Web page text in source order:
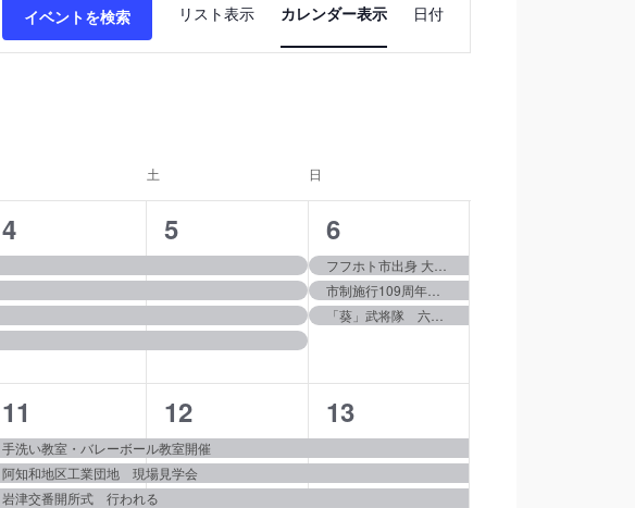
イベントを検索
ベ
ュ
ー
ビ
リスト表示 カレンダー表示 日付
土 日
4
イ
ベ
ン
ト,
4
4
イ
ベ
ン
ト,
5
3
イ
ベ
ト,
6
市制施行109周年記念式
「葵」武将隊 六代目本多忠勝お披露目演武
3
イ
ベ
11
手洗い教室・バレーボール教室開催
阿知和地区工業団地 現場見学会
岩津交番開所式 行われる
3
イ
ベ
12
3
イ
ベ
13